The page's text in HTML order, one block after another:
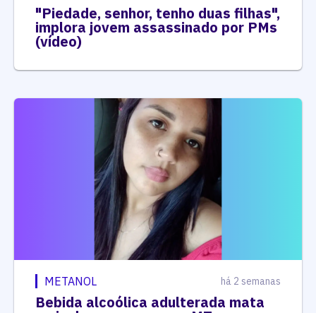
"Piedade, senhor, tenho duas filhas",
implora jovem assassinado por PMs
(vídeo)
METANOL há 2 semanas
Bebida alcoólica adulterada mata